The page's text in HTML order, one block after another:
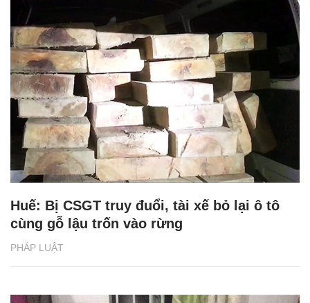
PHÁP LUẬT
Huế: Bị CSGT truy đuổi, tài xế bỏ lại ô tô
cùng gỗ lậu trốn vào rừng